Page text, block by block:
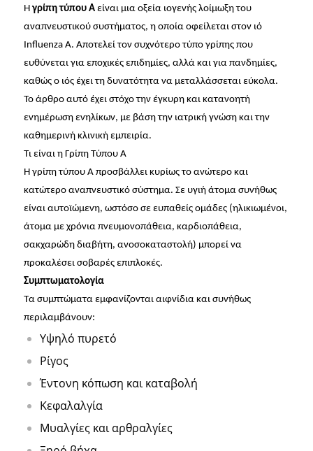
Η γρίπη τύπου Αείναι μια οξεία ιογενής λοίμωξη του
αναπνευστικού συστήματος, η οποία οφείλεται στον ιό
Influenza A. Αποτελεί τον συχνότερο τύπο γρίπης που
ευθύνεται για εποχικές επιδημίες, αλλά και για πανδημίες,
καθώς ο ιός έχει τη δυνατότητα να μεταλλάσσεται εύκολα.
Το άρθρο αυτό έχει στόχο την έγκυρη και κατανοητή
ενημέρωση ενηλίκων, με βάση την ιατρική γνώση και την
καθημερινή κλινική εμπειρία.
Τι είναι η Γρίπη Τύπου Α
Η γρίπη τύπου Α προσβάλλει κυρίως το ανώτερο και
κατώτερο αναπνευστικό σύστημα. Σε υγιή άτομα συνήθως
είναι αυτοϊώμενη, ωστόσο σε ευπαθείς ομάδες (ηλικιωμένοι,
άτομα με χρόνια πνευμονοπάθεια, καρδιοπάθεια,
σακχαρώδη διαβήτη, ανοσοκαταστολή) μπορεί να
προκαλέσει σοβαρές επιπλοκές.
Συμπτωματολογία
Τα συμπτώματα εμφανίζονται αιφνίδια και συνήθως
περιλαμβάνουν:
Υψηλό πυρετό
Ρίγος
Έντονη κόπωση και καταβολή
Κεφαλαλγία
Μυαλγίες και αρθραλγίες